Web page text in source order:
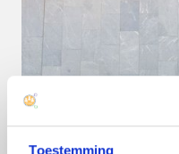
Toestemming